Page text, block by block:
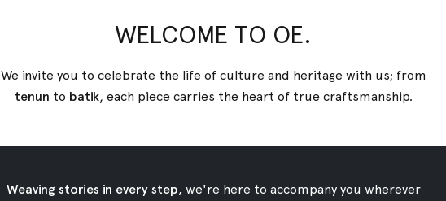
WELCOME TO OE.
We invite you to celebrate the life of culture and heritage with us; from
tenun to batik, each piece carries the heart of true craftsmanship.
Weaving stories in every step,we're here to accompany you wherever